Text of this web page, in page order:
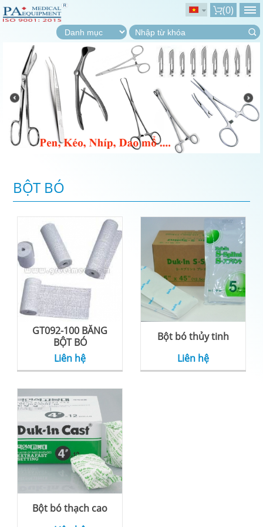
(0)
BỘT BÓ
GT092-100 BĂNG
BỘT BÓ
Liên hệ
Bột bó thủy tinh
Liên hệ
Bột bó thạch cao